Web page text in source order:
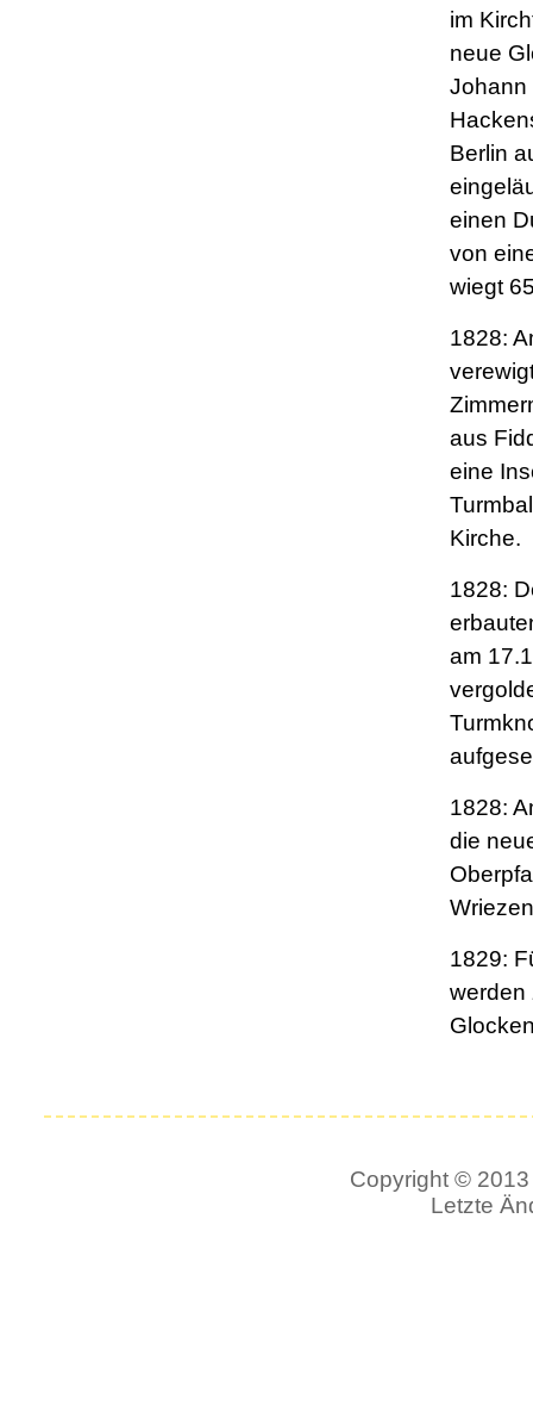
im
neue
Johann
Berlin
einen
von
wiegt
1828:
aus
eine
Kirche.
1828:
am
1828:
die
1829:
werden
Copyright ©
Letzte